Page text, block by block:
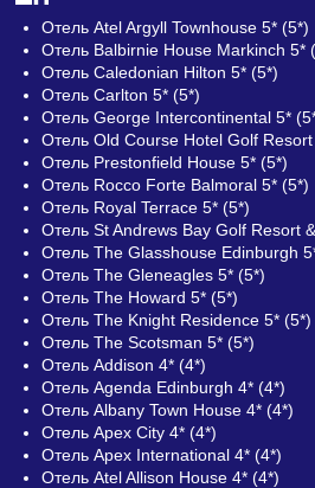
Отель Atel Argyll Townhouse 5* (5*)
Отель Balbirnie House Markinch 5*
Отель Caledonian Hilton 5* (5*)
Отель Carlton 5* (5*)
Отель George Intercontinental 5*
Отель Old Course Hotel Golf
Отель Prestonfield House 5* (5*)
Отель Rocco Forte Balmoral 5* (5*)
Отель Royal Terrace 5* (5*)
Отель St Andrews Bay Golf Resort
Отель The Glasshouse Edinburgh
Отель The Gleneagles 5* (5*)
Отель The Howard 5* (5*)
Отель The Knight Residence 5* (5*)
Отель The Scotsman 5* (5*)
Отель Addison 4* (4*)
Отель Agenda Edinburgh 4* (4*)
Отель Albany Town House 4* (4*)
Отель Apex City 4* (4*)
Отель Apex International 4* (4*)
Отель Atel Allison House 4* (4*)